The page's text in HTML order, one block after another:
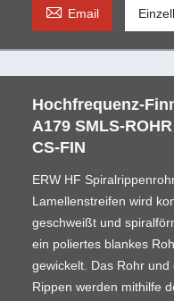
 Email
Hochfrequenz-
A179 SMLS-
CS-FIN
ERW HF
Lamellenstreifen wird
geschweißt und
ein poliertes blankes
gewickelt. Das Rohr und
Rippen werden mithilfe